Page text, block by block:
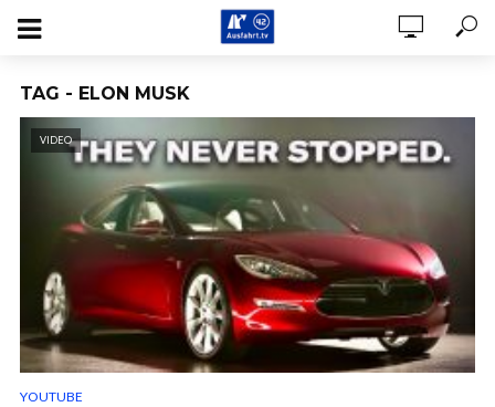
TAG - ELON MUSK
VIDEO
YOUTUBE